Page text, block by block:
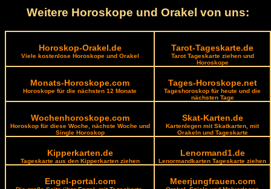
Weitere Horoskope und Orakel von uns:
Horoskop-Orakel.de
Viele kostenlose Horoskope und Orakel
Tarot-Tageskarte.de
Tarot Tageskarte ziehen und
Horoskope
Monats-Horoskope.com
Horoskope für die nächsten 12 Monate
Tages-Horoskope.net
Tageshoroskop für heute und die
nächsten Tage
Wochenhoroskope.com
Horoskop für diese Woche, nächste Woche und
Single Horoskop
Skat-Karten.de
Kartenlegen mit Skatkarten, mit
Orakeln und Tageskarte
Kipperkarten.de
Tageskarte aus den Kipperkarten ziehen
Lenormand1.de
Lenormandkarten Tageskarte ziehen
Engel-portal.com Meerjungfrauen.com